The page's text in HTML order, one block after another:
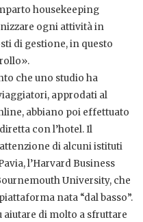
housekeeping
ogni attività in
di gestione, in questo
che uno studio ha
approdati al
abbiano poi effettuato
con l’hotel. Il
di alcuni istituti
l’Harvard Business
University, che
nata “dal basso”.
aiutare di molto a sfruttare